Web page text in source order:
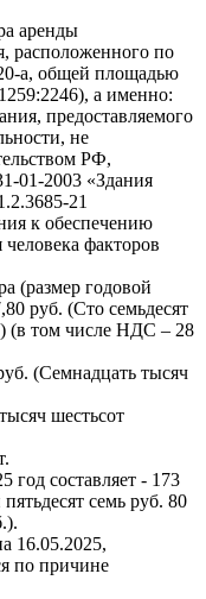
аренды
расположенного по
а, общей площадью
а именно:
предоставляемого
не
РФ,
01-2003 «Здания
21
к обеспечению
факторов
(размер годовой
руб. (Сто семьдесят
(в том числе НДС – 28
(Семнадцать тысяч
шестьсот
год составляет - 173
семь руб. 80
16.05.2025,
по причине